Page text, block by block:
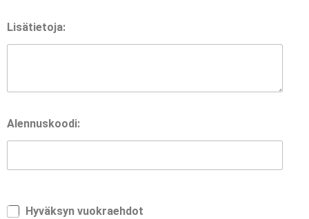
Lisätietoja:
Alennuskoodi:
Hyväksyn vuokraehdot